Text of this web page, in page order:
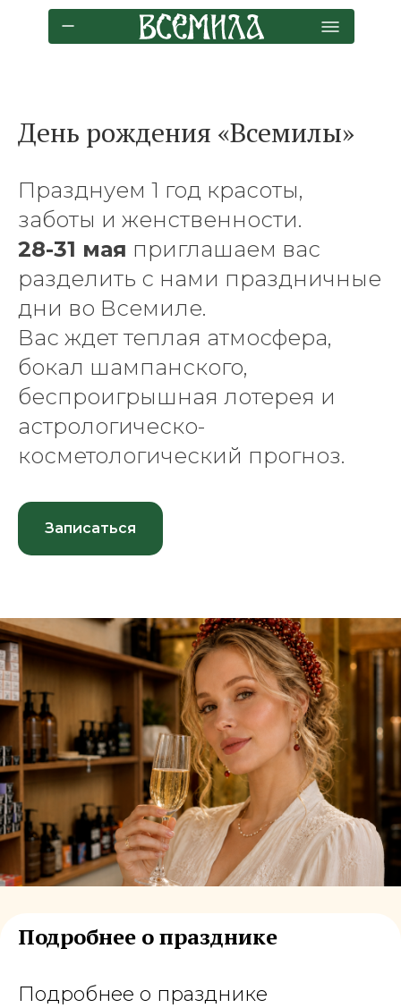
День рождения «Всемилы»
Празднуем 1 год красоты,
заботы и женственности.
28-31 мая приглашаем вас
разделить с нами праздничные
дни во Всемиле.
Вас ждет теплая атмосфера,
бокал шампанского,
беспроигрышная лотерея и
астрологическо-
косметологический прогноз.
Записаться
Подробнее о празднике
Подробнее о празднике